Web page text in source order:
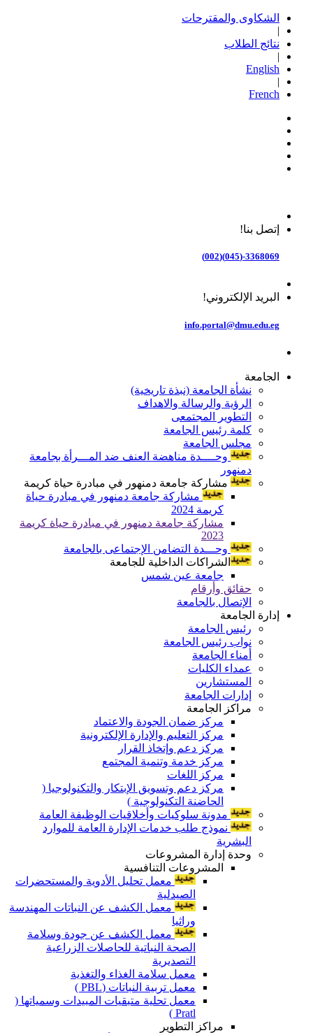
الشكاوى والمقترحات
|
نتائج الطلاب
|
English
|
French
إتصل بنا!
3368069-(045)(002)
البريد الإلكتروني!
info.portal@dmu.edu.eg
الجامعة
نشأة الجامعة (نبذة تاريخية)
الرؤية والرسالة والاهداف
التطوير المجتمعى
كلمة رئيس الجامعة
مجلس الجامعة
وحــــدة مناهضة العنف ضد المـــرأة بجامعة
دمنهور
مشاركة جامعة دمنهور في مبادرة حياة كريمة
مشاركة جامعة دمنهور في مبادرة حياة
كريمة 2024
مشاركة جامعة دمنهور في مبادرة حياة كريمة
2023
وحـــدة التضامن الإجتماعى بالجامعة
الشراكات الداخلية للجامعة
جامعة عين شمس
حقائق وأرقام
الإتصال بالجامعة
إدارة الجامعة
رئيس الجامعة
نواب رئيس الجامعة
أمناء الجامعة
عمداء الكليات
المستشارين
إدارات الجامعة
مراكز الجامعة
مركز ضمان الجودة والاعتماد
مركز التعليم والإدارة الإلكترونية
مركز دعم وإتخاذ القرار
مركز خدمة وتنمية المجتمع
مركز اللغات
مركز دعم وتسويق الإبتكار والتكنولوجيا (
الحاضنة التكنولوجية )
مدونة سلوكيات وأخلاقيات الوظيفة العامة
نموذج طلب خدمات الإدارة العامة للموارد
البشرية
وحدة إدارة المشروعات
المشروعات التنافسية
معمل تحليل الأدوية والمستحضرات
الصيدلية
معمل الكشف عن النباتات المهندسة
وراثيا
معمل الكشف عن جودة وسلامة
الصحة النباتية للحاصلات الزراعية
التصديرية
معمل سلامة الغذاء والتغذية
معمل تربية النباتات (PBL )
معمل تحلية متبقيات المبيدات وسمياتها (
Pratl )
مراكز التطوير